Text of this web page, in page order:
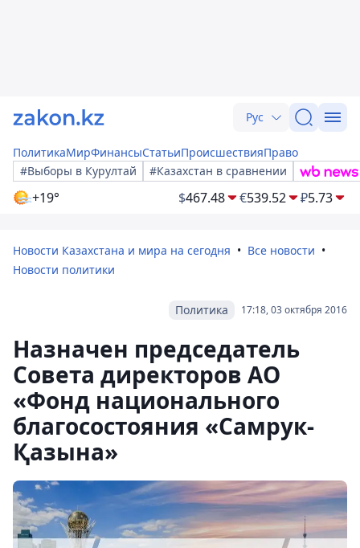
Рус
ПолитикаМирФинансыСтатьиПроисшествияПраво
#Выборы в Курултай
#Казахстан в сравнении
+19° $467.48 €539.52 ₽5.73
Новости Казахстана и мира на сегодня
Все новости
Новости политики
17:18, 03 октября 2016
Политика
Назначен председатель
Совета директоров АО
«Фонд национального
благосостояния «Самрук-
Қазына»